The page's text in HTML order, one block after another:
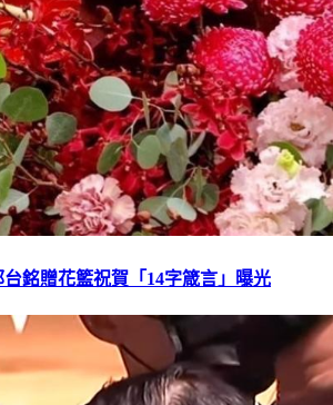
銘贈花籃祝賀「14字箴言」曝光